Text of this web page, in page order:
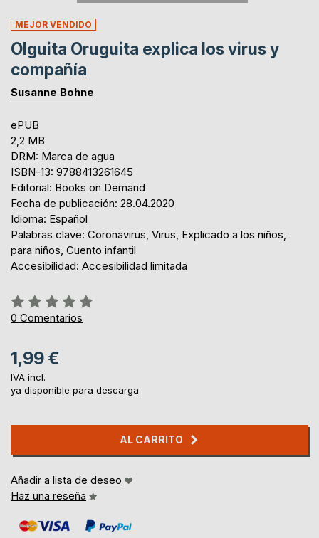
MEJOR VENDIDO
Olguita Oruguita explica los virus y
compañía
Susanne Bohne
ePUB
2,2 MB
DRM: Marca de agua
ISBN-13: 9788413261645
Editorial: Books on Demand
Fecha de publicación: 28.04.2020
Idioma: Español
Palabras clave: Coronavirus, Virus, Explicado a los niños,
para niños, Cuento infantil
Accesibilidad: Accesibilidad limitada
Rating:
0%
0 Comentarios
1,99 €
IVA incl.
ya disponible para descarga
AL CARRITO
Añadir a lista de deseo
Haz una reseña